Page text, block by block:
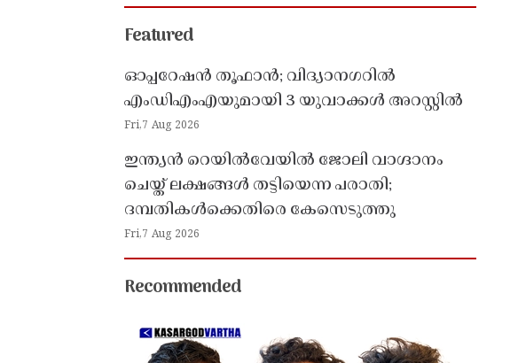
Featured
ഓപ്പറേഷൻ തൂഫാൻ; വിദ്യാനഗറിൽ
എംഡിഎംഎയുമായി 3 യുവാക്കൾ അറസ്റ്റിൽ
Fri,7 Aug 2026
ഇന്ത്യൻ റെയിൽവേയിൽ ജോലി വാഗ്ദാനം
ചെയ്ത് ലക്ഷങ്ങൾ തട്ടിയെന്ന പരാതി;
ദമ്പതികൾക്കെതിരെ കേസെടുത്തു
Fri,7 Aug 2026
Recommended